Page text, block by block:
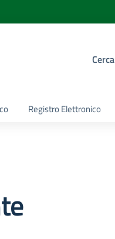
Cerca
Registro Elettronico